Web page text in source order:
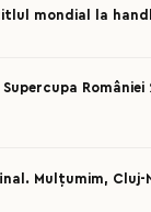
mondial la
României
Mulțumim,